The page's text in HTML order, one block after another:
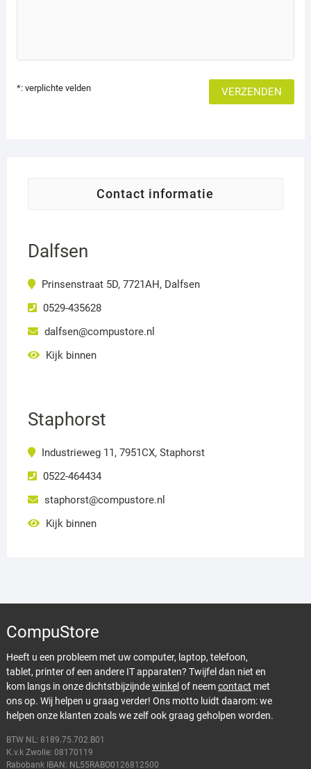
*: verplichte velden
contact informatie
Dalfsen
Prinsenstraat 5D, 7721AH, Dalfsen
0529-435628
dalfsen@compustore.nl
Kijk binnen
Staphorst
Industrieweg 11, 7951CX, Staphorst
0522-464434
staphorst@compustore.nl
Kijk binnen
CompuStore
Heeft u een probleem met uw computer, laptop, telefoon,
tablet, printer of een andere IT apparaten? Twijfel dan niet en
kom langs in onze dichtstbijzijndewinkel of neemcontact met
ons op. Wij helpen u graag verder! Ons motto luidt daarom: we
helpen onze klanten zoals we zelf ook graag geholpen worden.
BTW NL: 8189.75.702.B01
K.v.k Zwolle: 08170119
Rabobank IBAN: NL55RABO0126812500